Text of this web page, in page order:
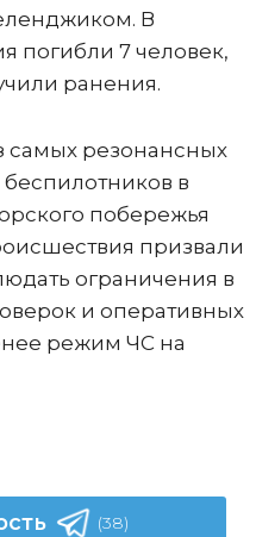
В
погибли 7 человек,
ранения.
самых резонансных
в
побережья
призвали
ограничения в
и оперативных
режим ЧС на
(38)